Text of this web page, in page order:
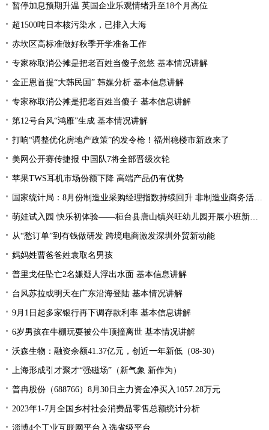
暂停加息预期升温 英国企业乐观情绪升至18个月高位
超1500吨日本核污染水，已排入大海
赤坎区高标准做好秋季开学准备工作
专家称取消公摊是把老百姓当傻子忽悠 基本情况讲解
金正恩首提“大韩民国” 韩媒分析 基本信息讲解
专家称取消公摊是把老百姓当傻子 基本信息讲解
第12号台风“鸿雁”生成 基本情况讲解
打响“调整优化房地产政策”的发令枪！福州稳楼市新政来了
美网公开赛传捷报 中国队7将全部晋级次轮
苹果TWS耳机市场份额下降 高端产品仍有优势
国家统计局：8月份制造业采购经理指数持续回升 非制造业商务活动指数延续扩张态势
萌娃试入园 快乐初体验——桓台县唐山镇兴旺幼儿园开展小班新生体验活动
从“愁订单”到有钱做研发 跨境电商激发深圳外贸新动能
妈妈姓曹爸爸姓袁取名男孩
普里戈任坠亡2名嫌疑人浮出水面 基本信息讲解
台风苏拉或明天在广东沿海登陆 基本情况讲解
9月1日起多家银行再下调存款利率 基本信息讲解
6岁男孩在牛棚玩耍被公牛顶撞离世 基本情况讲解
沃森生物：融资余额41.37亿元，创近一年新低（08-30）
上海形成引才聚才“强磁场”（新气象 新作为）
普冉股份（688766）8月30日主力资金净买入1057.28万元
2023年1-7月全国乡村社会消费品零售总额统计分析
淄博4个工业互联网平台入选省级平台